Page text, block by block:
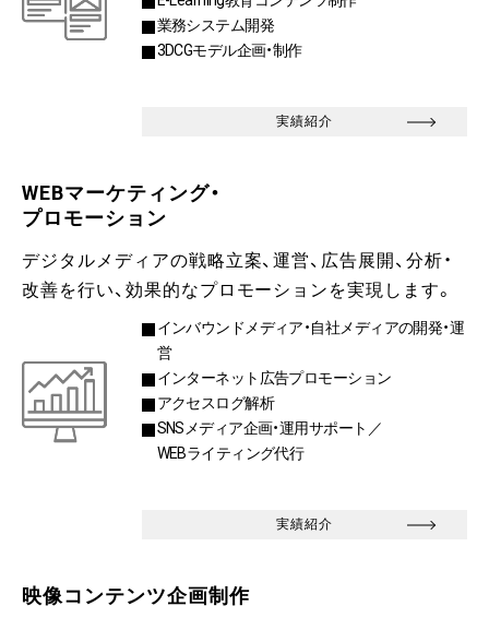
業務システム開発
3DCGモデル企画・制作
実績紹介
WEBマーケティング・
プロモーション
デジタルメディアの戦略立案、運営、広告展開、分析・
改善を行い、効果的なプロモーションを実現します。
インバウンドメディア・自社メディアの開発・運
営
インターネット広告プロモーション
アクセスログ解析
SNSメディア企画・運用サポート／
WEBライティング代行
実績紹介
映像コンテンツ企画制作